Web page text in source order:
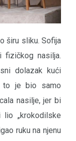
širu sliku. Sofija
fizičkog nasilja.
dolazak kući
to je bio samo
nasilje, jer bi
„krokodilske
ruku na njenu